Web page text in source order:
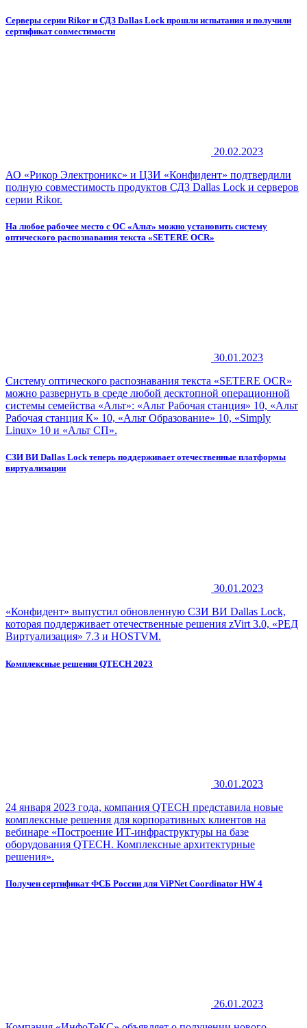
Серверы серии Rikor и СДЗ Dallas Lock прошли испытания и получили
сертификат совместимости
20.02.2023
АО «Рикор Электроникс» и ЦЗИ «Конфидент» подтвердили
полную совместимость продуктов СДЗ Dallas Lock и серверов
серии Rikor.
На любое рабочее место с ОС «Альт» можно установить систему
оптического распознавания текста «SETERE OCR»
30.01.2023
Систему оптического распознавания текста «SETERE OCR»
можно развернуть в среде любой десктопной операционной
системы семейства «Альт»: «Альт Рабочая станция» 10, «Альт
Рабочая станция К» 10, «Альт Образование» 10, «Simply
Linux» 10 и «Альт СП».
СЗИ ВИ Dallas Lock теперь поддерживает отечественные платформы
виртуализации
30.01.2023
«Конфидент» выпустил обновленную СЗИ ВИ Dallas Lock,
которая поддерживает отечественные решения zVirt 3.0, «РЕД
Виртуализация» 7.3 и HOSTVM.
Комплексные решения QTECH 2023
30.01.2023
24 января 2023 года, компания QTECH представила новые
комплексные решения для корпоративных клиентов на
вебинаре «Построение ИТ-инфраструктуры на базе
оборудования QTECH. Комплексные архитектурные
решения».
Получен сертификат ФСБ России для ViPNet Coordinator HW 4
26.01.2023